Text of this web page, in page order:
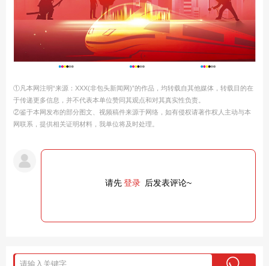
①凡本网注明“来源：XXX(非包头新闻网)”的作品，均转载自其他媒体，转载目的在
于传递更多信息，并不代表本单位赞同其观点和对其真实性负责。
②鉴于本网发布的部分图文、视频稿件来源于网络，如有侵权请著作权人主动与本
网联系，提供相关证明材料，我单位将及时处理。
请先登录 后发表评论~